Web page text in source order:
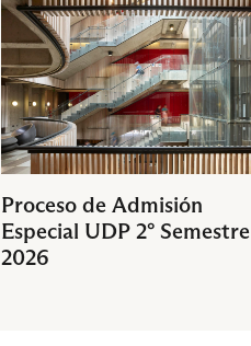
Proceso de Admisión
Especial UDP 2° Semestre
2026